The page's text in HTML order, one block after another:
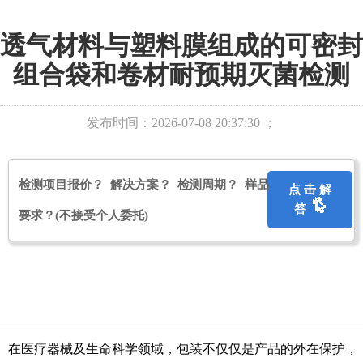
透气材料与塑料膜组成的可密封
组合袋和卷材耐预期灭菌检测
发布时间： 2026-07-08 20:37:30 ；
检测项目报价？ 解决方案？ 检测周期？ 样品
要求？(不接受个人委托)
点 击 解
答
在医疗器械及生命科学领域，包装不仅仅是产品的外在保护，